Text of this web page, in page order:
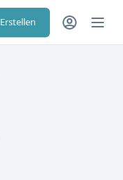
Erstellen